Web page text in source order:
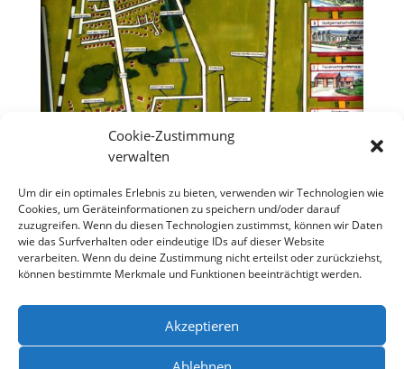
Cookie-Zustimmung
verwalten
Um dir ein optimales Erlebnis zu bieten, verwenden wir Technologien wie
Cookies, um Geräteinformationen zu speichern und/oder darauf
zuzugreifen. Wenn du diesen Technologien zustimmst, können wir Daten
wie das Surfverhalten oder eindeutige IDs auf dieser Website
verarbeiten. Wenn du deine Zustimmung nicht erteilst oder zurückziehst,
können bestimmte Merkmale und Funktionen beeinträchtigt werden.
Akzeptieren